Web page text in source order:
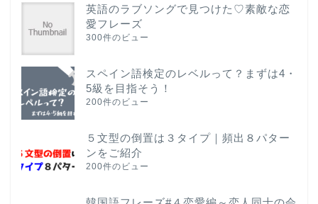
英語のラブソングで見つけた♡素敵な恋
愛フレーズ
300件のビュー
スペイン語検定のレベルって？まずは4・
5級を目指そう！
200件のビュー
５文型の倒置は３タイプ｜頻出８パター
ンをご紹介
200件のビュー